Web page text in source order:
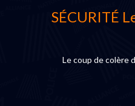
SÉCURITÉ
Le coup de colère